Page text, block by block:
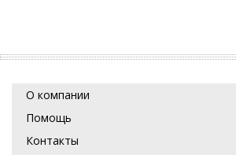
О компании
Помощь
Контакты